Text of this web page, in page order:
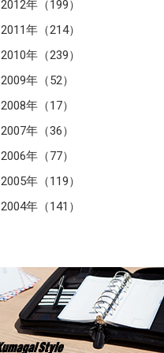
2012年（199）
2011年（214）
2010年（239）
2009年（52）
2008年（17）
2007年（36）
2006年（77）
2005年（119）
2004年（141）